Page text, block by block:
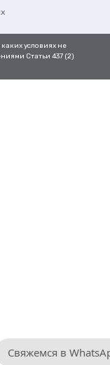
условиях не
Статьи 437 (2)
Свяжемся в